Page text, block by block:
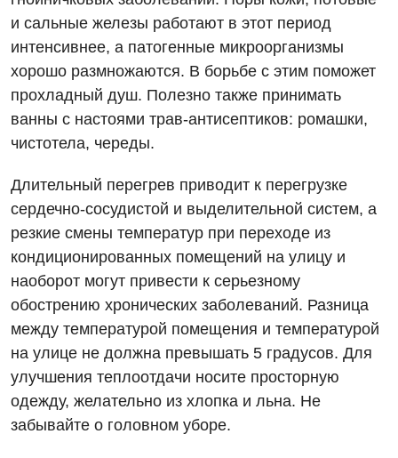
Детская ортопедия и травматология
Детская оториноларингология
Детская офтальмология
Детская эндокринология
Педиатрия
и сальные железы работают в этот период
интенсивнее, а патогенные микроорганизмы
хорошо размножаются. В борьбе с этим поможет
прохладный душ. Полезно также принимать
ванны с настоями трав-антисептиков: ромашки,
чистотела, череды.
Длительный перегрев приводит к перегрузке
сердечно-сосудистой и выделительной систем, а
резкие смены температур при переходе из
кондиционированных помещений на улицу и
наоборот могут привести к серьезному
обострению хронических заболеваний. Разница
между температурой помещения и температурой
на улице не должна превышать 5 градусов. Для
улучшения теплоотдачи носите просторную
одежду, желательно из хлопка и льна. Не
забывайте о головном уборе.